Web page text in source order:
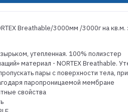
Breathable/3000мм /3000г на кв.м.
утепленная. 100% полиэстер
материал - NORTEX Breathable.
пары с поверхности тела,
паропроницаемой мембране
свойства